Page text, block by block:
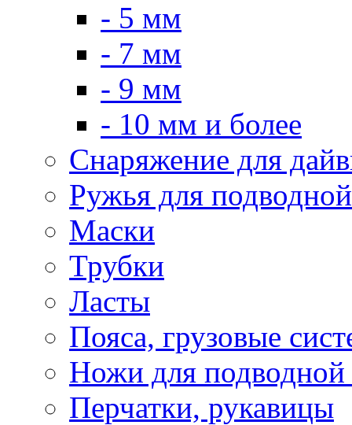
- 5 мм
- 7 мм
- 9 мм
- 10 мм и более
Снаряжение для
Ружья для
Маски
Трубки
Ласты
Пояса, грузовые
Ножи для подводной
Перчатки, рукавицы